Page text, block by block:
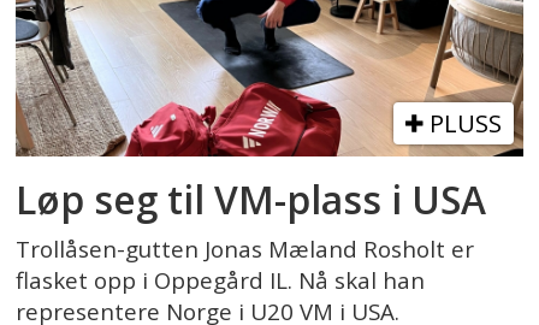
PLUSS
Løp seg til VM-plass i USA
Trollåsen-gutten Jonas Mæland Rosholt er
flasket opp i Oppegård IL. Nå skal han
representere Norge i U20 VM i USA.